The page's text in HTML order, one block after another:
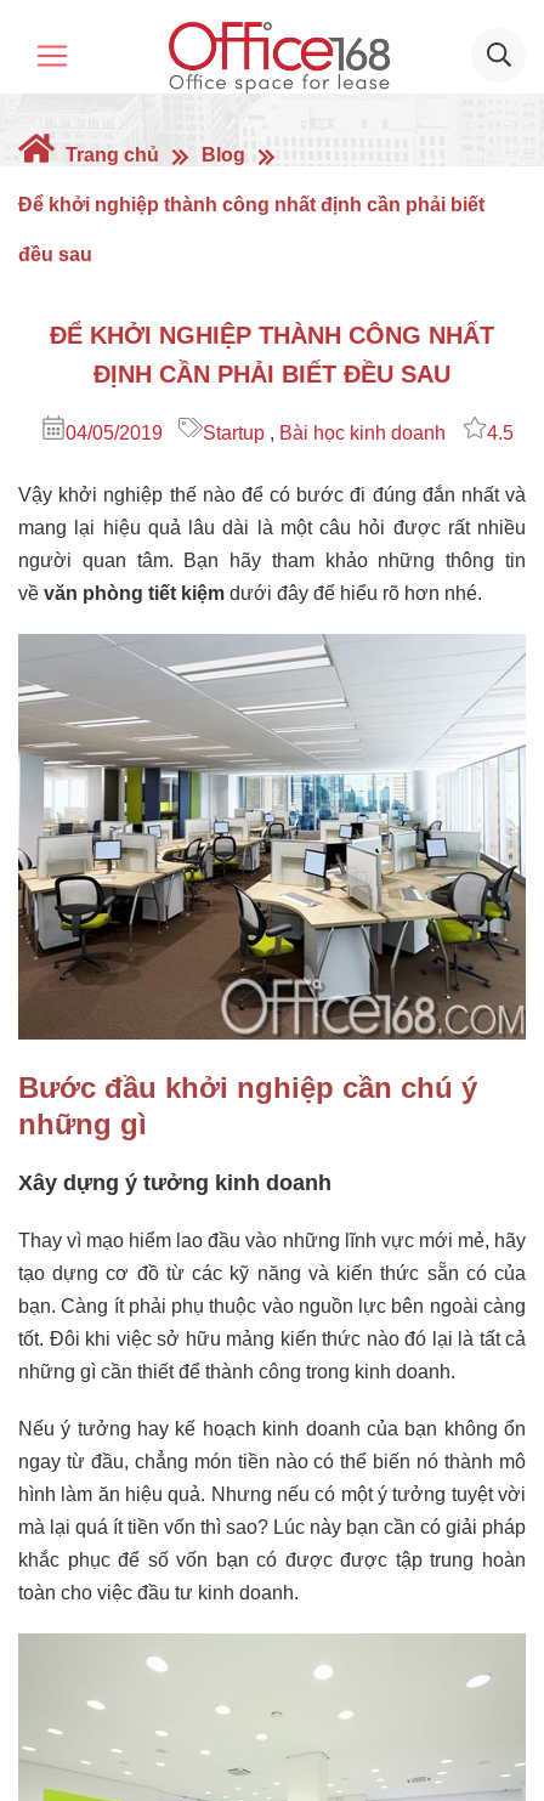
Trang chủ Blog
Để khởi nghiệp thành công nhất định cần phải biết
đều sau
ĐỂ KHỞI NGHIỆP THÀNH CÔNG NHẤT
ĐỊNH CẦN PHẢI BIẾT ĐỀU SAU
04/05/2019 Startup , Bài học kinh doanh 4.5
Vậy khởi nghiệp thế nào để có bước đi đúng đắn nhất và
mang lại hiệu quả lâu dài là một câu hỏi được rất nhiều
người quan tâm. Bạn hãy tham khảo những thông tin
về văn phòng tiết kiệm dưới đây để hiểu rõ hơn nhé.
Bước đầu khởi nghiệp cần chú ý
những gì
Xây dựng ý tưởng kinh doanh
Thay vì mạo hiểm lao đầu vào những lĩnh vực mới mẻ, hãy
tạo dựng cơ đồ từ các kỹ năng và kiến thức sẵn có của
bạn. Càng ít phải phụ thuộc vào nguồn lực bên ngoài càng
tốt. Đôi khi việc sở hữu mảng kiến thức nào đó lại là tất cả
những gì cần thiết để thành công trong kinh doanh.
Nếu ý tưởng hay kế hoạch kinh doanh của bạn không ổn
ngay từ đầu, chẳng món tiền nào có thể biến nó thành mô
hình làm ăn hiệu quả. Nhưng nếu có một ý tưởng tuyệt vời
mà lại quá ít tiền vốn thì sao? Lúc này bạn cần có giải pháp
khắc phục để số vốn bạn có được được tập trung hoàn
toàn cho việc đầu tư kinh doanh.